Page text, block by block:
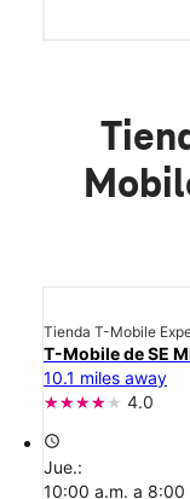
Tienda T-Mobile
T-Mobile de SE
10.1 miles away
4.0
access_time
Jue.:
10:00 a.m. a 8:00